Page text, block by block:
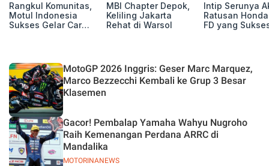
Rangkul Komunitas,
Motul Indonesia
Sukses Gelar Car
MBI Chapter Depok,
Keliling Jakarta
Rehat di Warsol
Intip Serunya
Ratusan
FD yang
MotoGP 2026 Inggris: Geser Marc Marquez,
Marco Bezzecchi Kembali ke Grup 3 Besar
Klasemen
MOTORINANEWS
Gacor! Pembalap Yamaha Wahyu Nugroho
Raih Kemenangan Perdana ARRC di
Mandalika